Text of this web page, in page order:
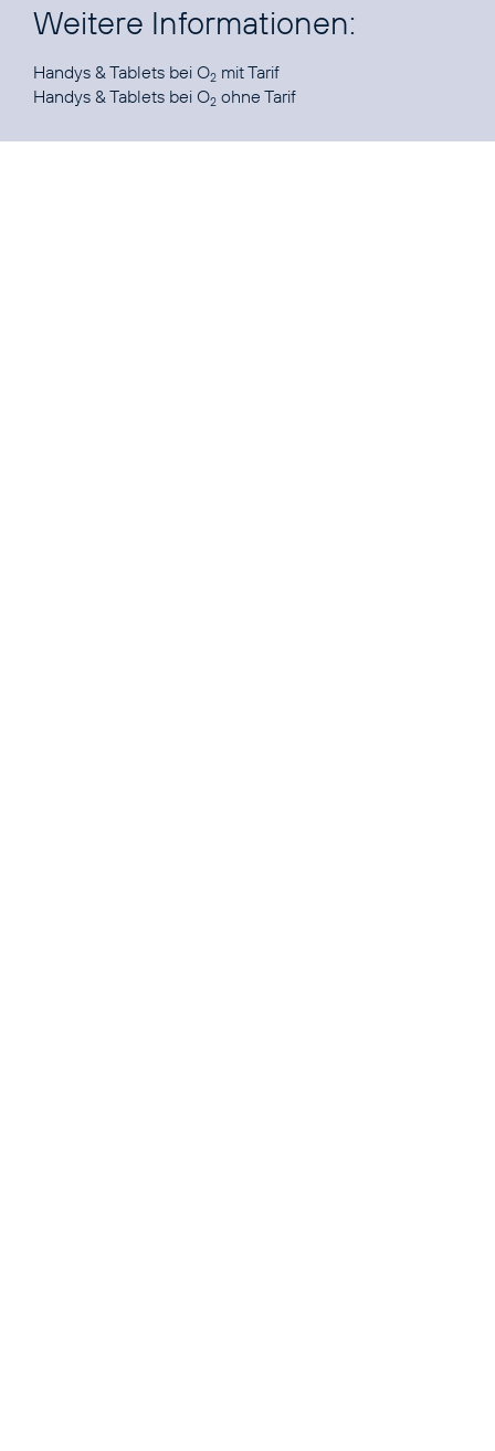
Weitere Informationen:
Handys & Tablets bei O2
Handys & Tablets bei O2 ohne Tarif